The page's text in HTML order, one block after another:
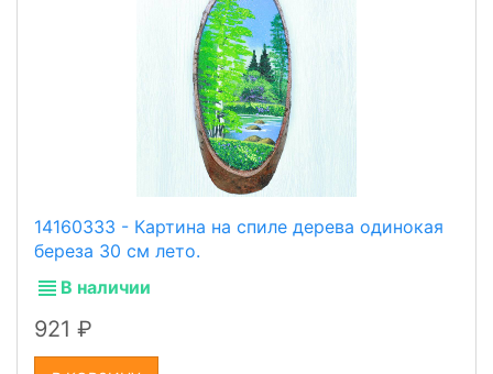
14160333 - Картина на спиле дерева одинокая
береза 30 см лето.
В наличии
921